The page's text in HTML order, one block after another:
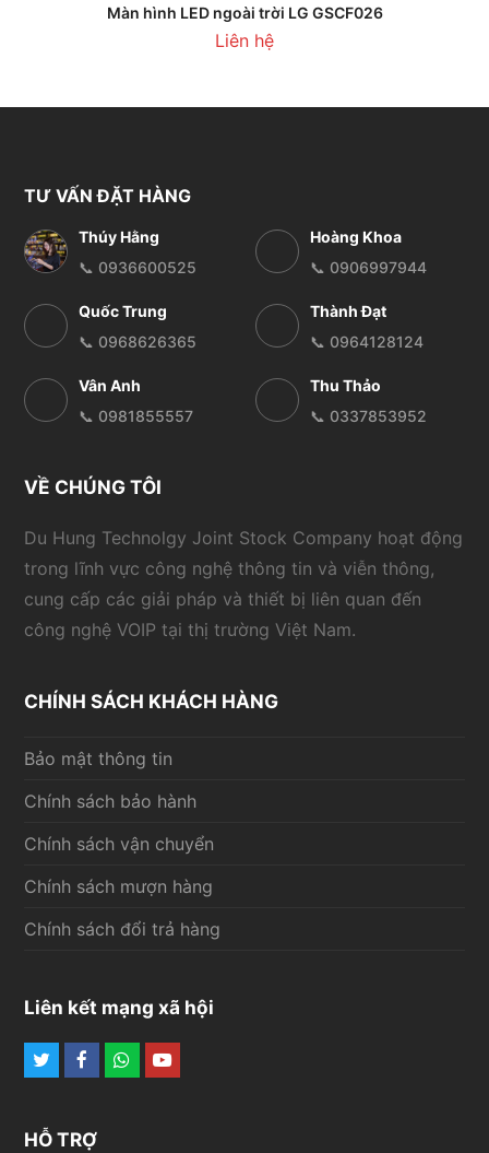
Màn hình LED ngoài trời LG GSCF026
Liên hệ
TƯ VẤN ĐẶT HÀNG
Thúy Hằng
📞 0936600525
Hoàng Khoa
📞 0906997944
Quốc Trung
📞 0968626365
Thành Đạt
📞 0964128124
Vân Anh
📞 0981855557
Thu Thảo
📞 0337853952
VỀ CHÚNG TÔI
Du Hung Technolgy Joint Stock Company hoạt động
trong lĩnh vực công nghệ thông tin và viễn thông,
cung cấp các giải pháp và thiết bị liên quan đến
công nghệ VOIP tại thị trường Việt Nam.
CHÍNH SÁCH KHÁCH HÀNG
Bảo mật thông tin
Chính sách bảo hành
Chính sách vận chuyển
Chính sách mượn hàng
Chính sách đổi trả hàng
Liên kết mạng xã hội
TwitterFacebook
Whatsapp
Youtube
HỖ TRỢ